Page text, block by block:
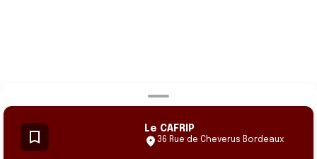
Le CAFRIP
36 Rue de Cheverus Bordeaux